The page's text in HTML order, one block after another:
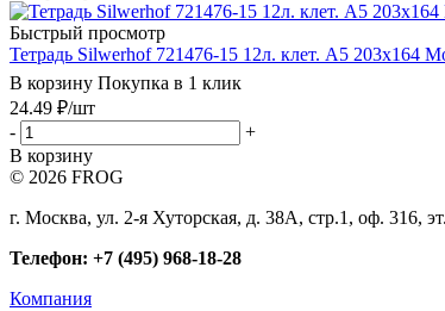
Быстрый просмотр
Тетрадь Silwerhof 721476-15 12л. клет. A5 203х164
В корзину Покупка в 1 клик
24.49 ₽/шт
-
+
В корзину
© 2026 FROG
г. Москва, ул. 2-я Хуторская, д. 38А, стр.1, оф. 316,
Телефон: +7 (495) 968-18-28
Компания